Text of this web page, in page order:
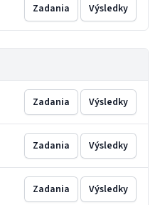
Zadania Výsledky
Zadania Výsledky
Zadania Výsledky
Zadania Výsledky